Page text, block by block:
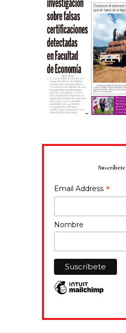
Suscríbete
Email Address *
Nombre